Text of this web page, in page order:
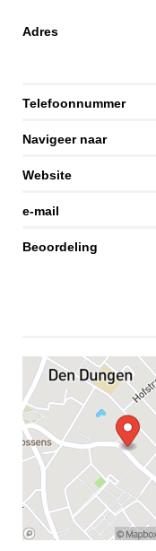
Adres
Telefoonnummer
Navigeer naar
Website
e-mail
Beoordeling